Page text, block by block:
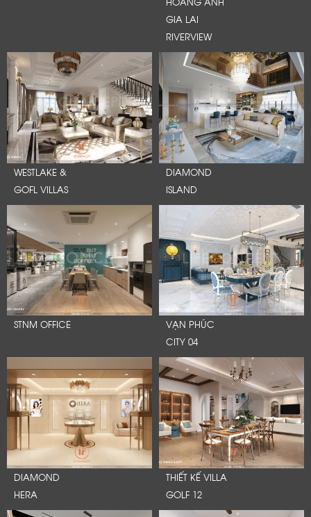
GIA LAI
RIVERVIEW
WESTLAKE &
GOFL VILLAS
DIAMOND
ISLAND
STNM OFFICE
VẠN PHÚC
CITY 04
DIAMOND
HERA
THIẾT KẾ VILLA
GOLF 12